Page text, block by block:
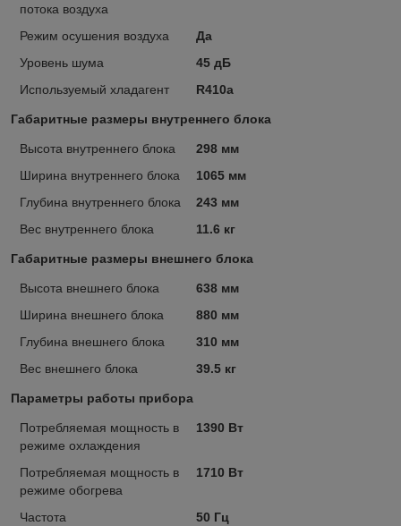
потока воздуха
Режим осушения воздуха
Да
Уровень шума
45 дБ
Используемый хладагент
R410a
Габаритные размеры внутреннего блока
Высота внутреннего блока
298 мм
Ширина внутреннего блока
1065 мм
Глубина внутреннего блока
243 мм
Вес внутреннего блока
11.6 кг
Габаритные размеры внешнего блока
Высота внешнего блока
638 мм
Ширина внешнего блока
880 мм
Глубина внешнего блока
310 мм
Вес внешнего блока
39.5 кг
Параметры работы прибора
Потребляемая мощность в
режиме охлаждения
1390 Вт
Потребляемая мощность в
режиме обогрева
1710 Вт
Частота 50 Гц